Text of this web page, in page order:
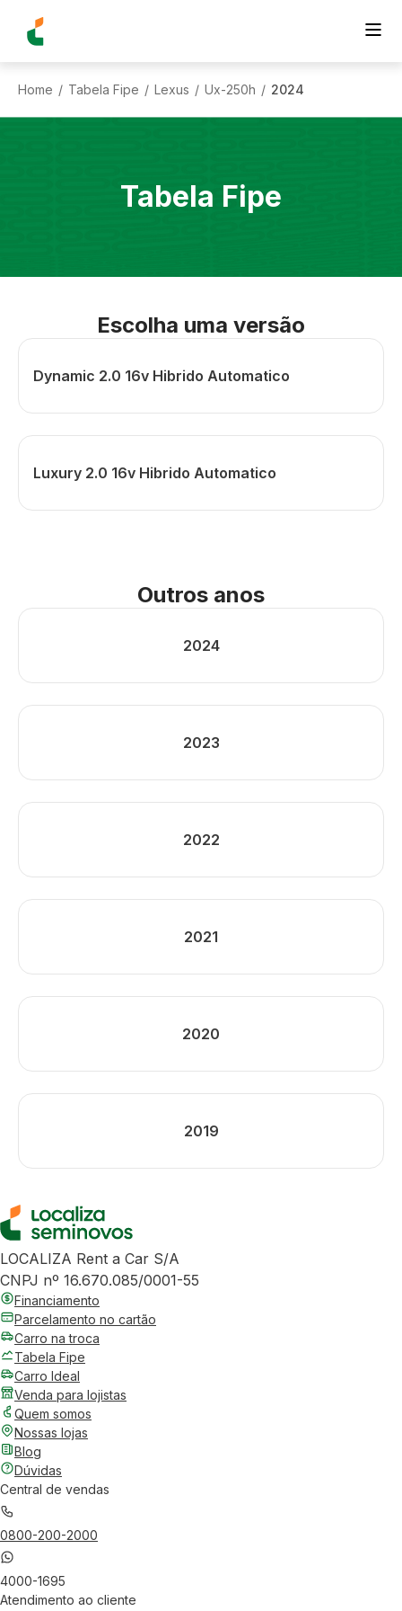
Home / Tabela Fipe / Lexus / Ux-250h / 2024
Tabela Fipe
Escolha uma versão
Dynamic 2.0 16v Hibrido Automatico
Luxury 2.0 16v Hibrido Automatico
Outros anos
2024
2023
2022
2021
2020
2019
LOCALIZA Rent a Car S/A
CNPJ nº 16.670.085/0001-55
Financiamento
Parcelamento no cartão
Carro na troca
Tabela Fipe
Carro Ideal
Venda para lojistas
Quem somos
Nossas lojas
Blog
Dúvidas
Central de vendas
0800-200-2000
4000-1695
Atendimento ao cliente